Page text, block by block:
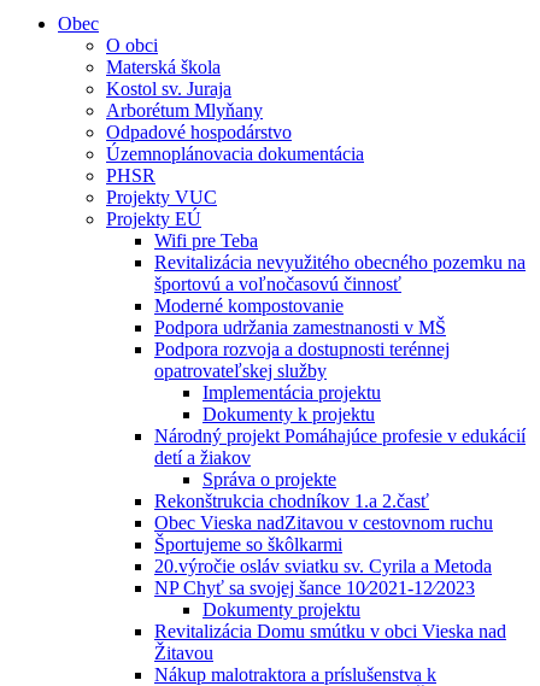
Obec
O obci
Materská škola
Kostol sv. Juraja
Arborétum Mlyňany
Odpadové hospodárstvo
Územnoplánovacia dokumentácia
PHSR
Projekty VUC
Projekty EÚ
Wifi pre Teba
Revitalizácia nevyužitého obecného pozemku na
športovú a voľnočasovú činnosť
Moderné kompostovanie
Podpora udržania zamestnanosti v MŠ
Podpora rozvoja a dostupnosti terénnej
opatrovateľskej služby
Implementácia projektu
Dokumenty k projektu
Národný projekt Pomáhajúce profesie v edukácií
detí a žiakov
Správa o projekte
Rekonštrukcia chodníkov 1.a 2.časť
Obec Vieska nadZitavou v cestovnom ruchu
Športujeme so škôlkarmi
20.výročie osláv sviatku sv. Cyrila a Metoda
NP Chyť sa svojej šance 10⁄2021-12⁄2023
Dokumenty projektu
Revitalizácia Domu smútku v obci Vieska nad
Žitavou
Nákup malotraktora a príslušenstva k